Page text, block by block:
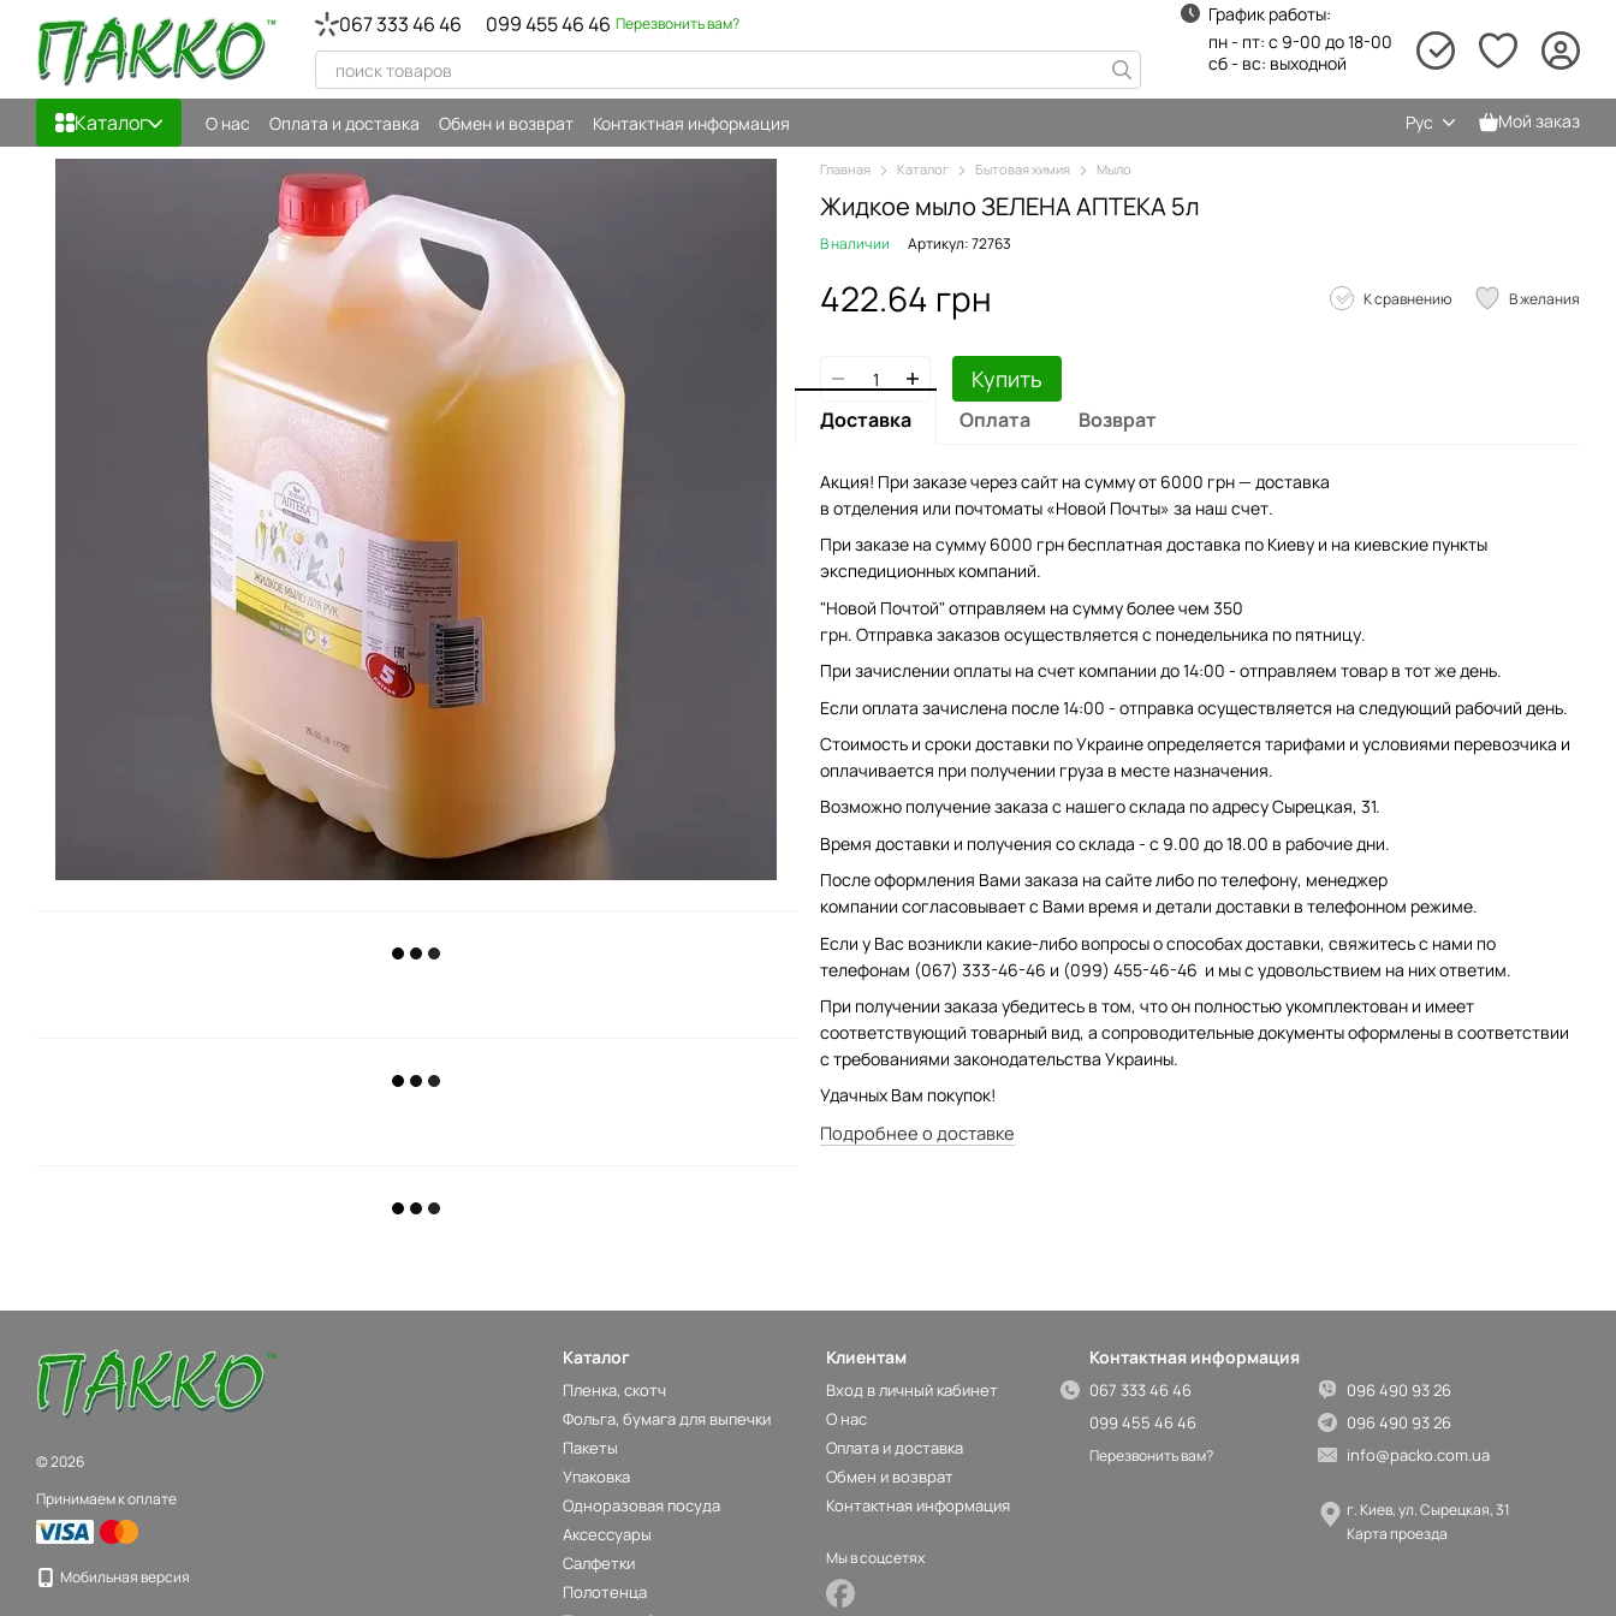
Перейти к основному контенту 067 333 46 46 099 455 46 46 Перезвонить вам?
График работы:
пн - пт: с 9-00 до 18-00
сб - вс: выходной
Каталог О нас Оплата и доставка Обмен и возврат Контактная информация Рус Мой заказ
Главная Каталог Бытовая химия Мыло
Жидкое мыло ЗЕЛЕНА АПТЕКА 5л
В наличии Артикул: 72763
422.64 грн К сравнению В желания
Купить
Доставка Оплата Возврат
Акция! При заказе через сайт на сумму от 6000 грн — доставка
в отделения или почтоматы «Новой Почты» за наш счет.
При заказе на сумму 6000 грн бесплатная доставка по Киеву и на киевские пункты
экспедиционных компаний.
"Новой Почтой" отправляем на сумму более чем 350
грн. Отправка заказов осуществляется с понедельника по пятницу.
При зачислении оплаты на счет компании до 14:00 - отправляем товар в тот же день.
Если оплата зачислена после 14:00 - отправка осуществляется на следующий рабочий день.
Стоимость и сроки доставки по Украине определяется тарифами и условиями перевозчика и
оплачивается при получении груза в месте назначения.
Возможно получение заказа с нашего склада по адресу Сырецкая, 31.
Время доставки и получения со склада - с 9.00 до 18.00 в рабочие дни.
После оформления Вами заказа на сайте либо по телефону, менеджер
компании согласовывает с Вами время и детали доставки в телефонном режиме.
Если у Вас возникли какие-либо вопросы о способах доставки, свяжитесь с нами по
телефонам (067) 333-46-46 и (099) 455-46-46 и мы с удовольствием на них ответим.
При получении заказа убедитесь в том, что он полностью укомплектован и имеет
соответствующий товарный вид, а сопроводительные документы оформлены в соответствии
с требованиями законодательства Украины.
Удачных Вам покупок!
Подробнее о доставке
© 2026
Принимаем к оплате
Мобильная версия
Каталог
Пленка, скотч
Фольга, бумага для выпечки
Пакеты
Упаковка
Одноразовая посуда
Аксессуары
Салфетки
Полотенца
Клиентам
Вход в личный кабинет
О нас
Оплата и доставка
Обмен и возврат
Контактная информация
Мы в соцсетях
Контактная информация
067 333 46 46
099 455 46 46
Перезвонить вам?
096 490 93 26
096 490 93 26
info@packo.com.ua
г. Киев, ул. Сырецкая, 31
Карта проезда